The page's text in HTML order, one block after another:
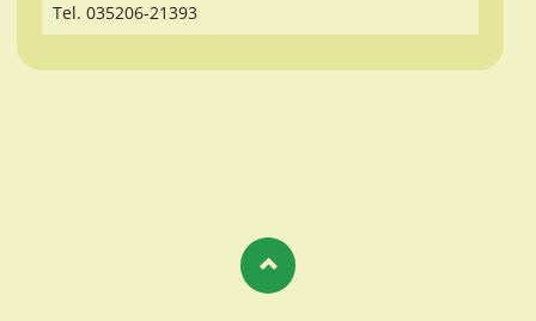
Tel. 035206-21393